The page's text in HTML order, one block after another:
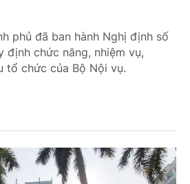
phủ đã ban hành Nghị định số
chức năng, nhiệm vụ,
tổ chức của Bộ Nội vụ.